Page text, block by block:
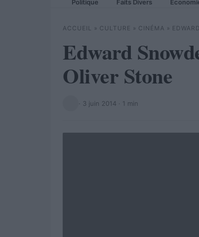
Politique Faits Divers
ACCUEIL » CULTURE » CINÉMA »
Edward
Oliver Stone
· 3 juin 2014 · 1 min